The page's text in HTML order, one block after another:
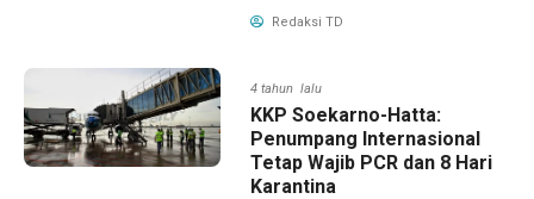
Redaksi TD
4 tahun lalu
KKP Soekarno-Hatta:
Penumpang Internasional
Tetap Wajib PCR dan 8 Hari
Karantina